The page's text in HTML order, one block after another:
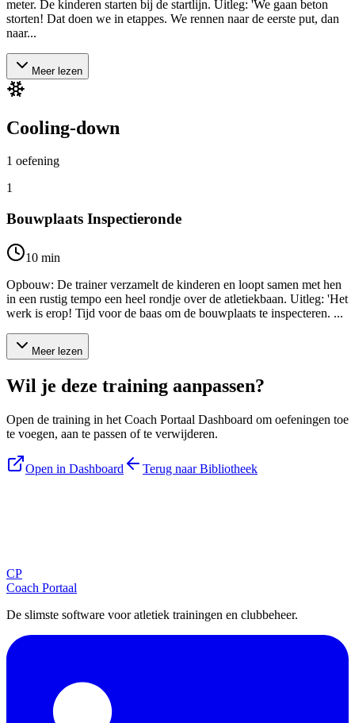
meter. De kinderen starten bij de startlijn. Uitleg: 'We gaan beton
storten! Dat doen we in etappes. We rennen naar de eerste put, dan
naar...
Meer lezen
Cooling-down
1 oefening
1
Bouwplaats Inspectieronde
10 min
Opbouw: De trainer verzamelt de kinderen en loopt samen met hen
in een rustig tempo een heel rondje over de atletiekbaan. Uitleg: 'Het
werk is erop! Tijd voor de baas om de bouwplaats te inspecteren. ...
Meer lezen
Wil je deze training aanpassen?
Open de training in het Coach Portaal Dashboard om oefeningen toe
te voegen, aan te passen of te verwijderen.
Open in Dashboard Terug naar Bibliotheek
CP
Coach Portaal
De slimste software voor atletiek trainingen en clubbeheer.